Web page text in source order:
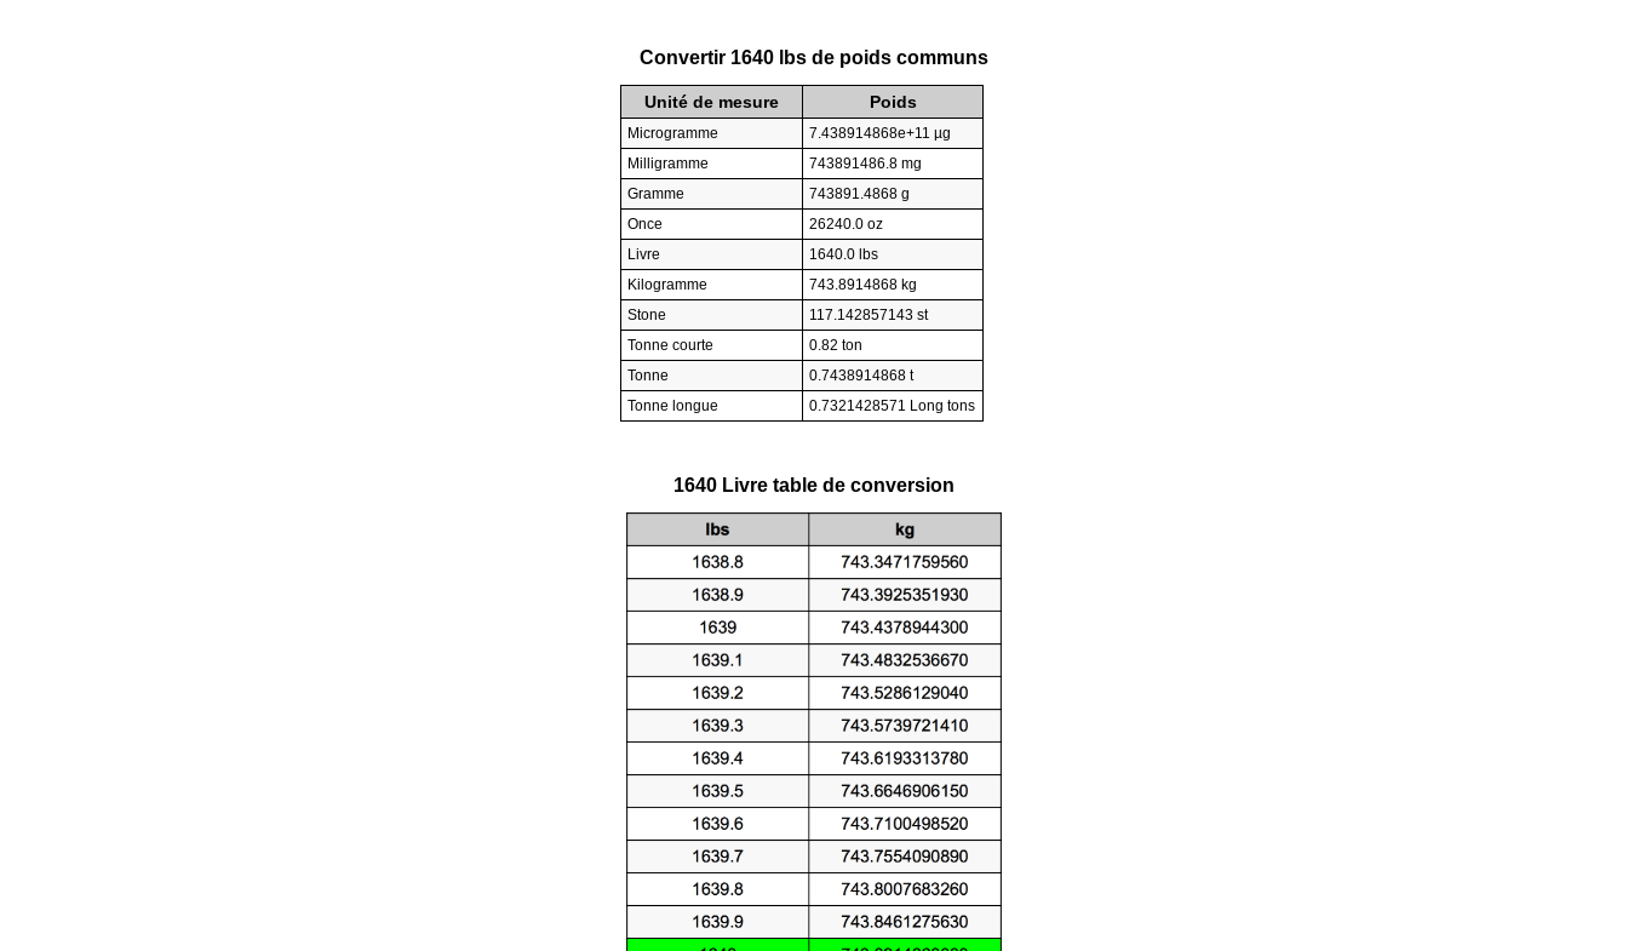
Convertir 1640 lbs de poids communs
Unité de mesure Poids
Microgramme
7.438914868e+11 µg
Milligramme
743891486.8 mg
Gramme
743891.4868 g
Once
26240.0 oz
Livre
1640.0 lbs
Kilogramme
743.8914868 kg
Stone
117.142857143 st
Tonne courte
0.82 ton
Tonne
0.7438914868 t
Tonne longue
0.7321428571 Long tons
1640 Livre table de conversion